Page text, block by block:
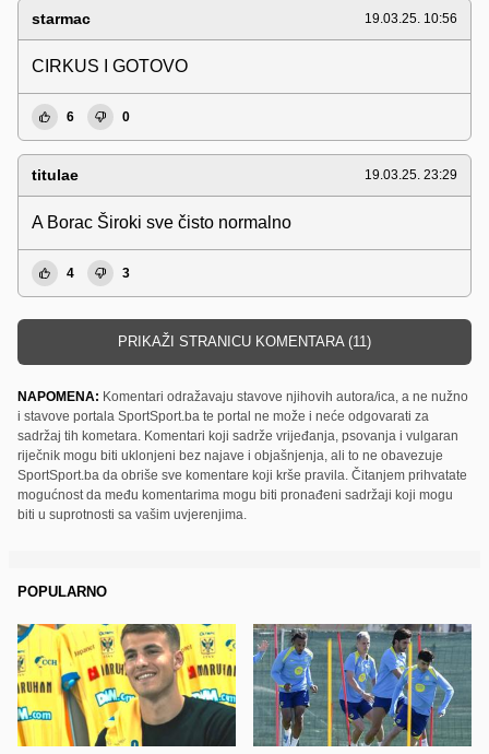
starmac 19.03.25. 10:56
CIRKUS I GOTOVO
6 0
titulae 19.03.25. 23:29
A Borac Široki sve čisto normalno
4 3
PRIKAŽI STRANICU KOMENTARA (11)
NAPOMENA: Komentari odražavaju stavove njihovih autora/ica, a ne nužno
i stavove portala SportSport.ba te portal ne može i neće odgovarati za
sadržaj tih kometara. Komentari koji sadrže vrijeđanja, psovanja i vulgaran
riječnik mogu biti uklonjeni bez najave i objašnjenja, ali to ne obavezuje
SportSport.ba da obriše sve komentare koji krše pravila. Čitanjem prihvatate
mogućnost da među komentarima mogu biti pronađeni sadržaji koji mogu
biti u suprotnosti sa vašim uvjerenjima.
POPULARNO